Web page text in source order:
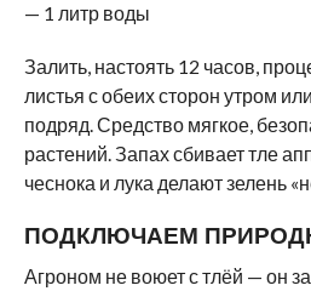
— 1 литр воды
Залить, настоять 12 часов,
листья с обеих сторон утром
подряд. Средство мягкое,
растений. Запах сбивает тле
чеснока и лука делают зелень
ПОДКЛЮЧАЕМ
Агроном не воюет с тлёй — он